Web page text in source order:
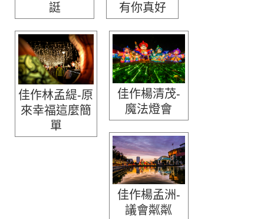
誔
有你真好
佳作林孟緹-原
來幸福這麼簡
單
佳作楊清茂-
魔法燈會
佳作楊孟洲-
議會粼粼